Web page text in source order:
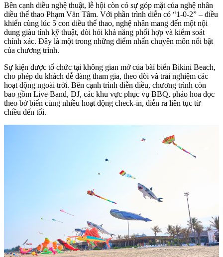
Bên cạnh diều nghệ thuật, lễ hội còn có sự góp mặt của nghệ nhân
diều thể thao Phạm Văn Tâm. Với phần trình diễn có “1-0-2” – điều
khiển cùng lúc 5 con diều thể thao, nghệ nhân mang đến một nội
dung giàu tính kỹ thuật, đòi hỏi khả năng phối hợp và kiểm soát
chính xác. Đây là một trong những điểm nhấn chuyên môn nổi bật
của chương trình.
Sự kiện được tổ chức tại không gian mở của bãi biển Bikini Beach,
cho phép du khách dễ dàng tham gia, theo dõi và trải nghiệm các
hoạt động ngoài trời. Bên cạnh trình diễn diều, chương trình còn
bao gồm Live Band, DJ, các khu vực phục vụ BBQ, pháo hoa dọc
theo bờ biển cùng nhiều hoạt động check-in, diễn ra liên tục từ
chiều đến tối.